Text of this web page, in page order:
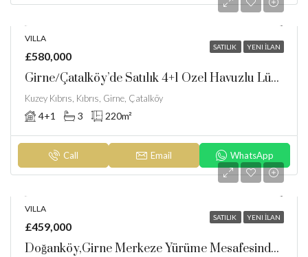
SATILIK YENI İLAN
VILLA
£580,000
Girne/Çatalköy’de Satılık 4+1 Özel Havuzlu Lüks Villa
Kuzey Kıbrıs, Kıbrıs, Girne, Çatalköy
4+1 3 220m²
Call Email WhatsApp
SATILIK YENI İLAN
VILLA
£459,000
Doğanköy,Girne Merkeze Yürüme Mesafesinde Satılık 3+1 Villa